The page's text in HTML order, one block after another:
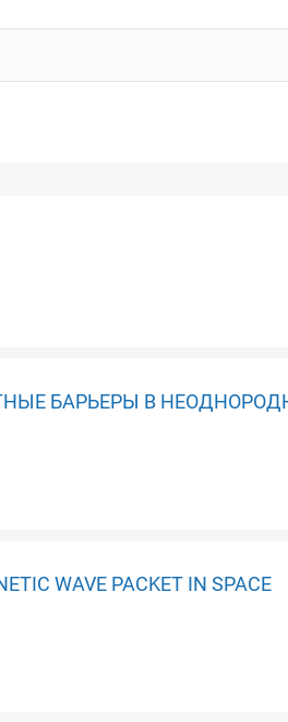
БАРЬЕРЫ В
WAVE PACKET IN SPACE